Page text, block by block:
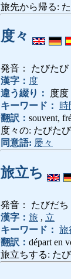
旅先から帰る:
度々
発音： たびたび
漢字： 度
違う綴り：
度度
キーワード：
時
翻訳： souvent,
度々の: たびた
同意語: 屡々
旅立ち
発音： たびだち
漢字： 旅 , 立
キーワード： 旅
翻訳： départ en
旅立ちする: たび